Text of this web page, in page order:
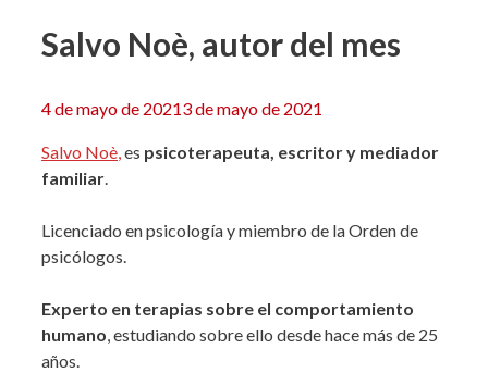
Salvo Noè, autor del mes
4 de mayo de 20213 de mayo de 2021
Salvo Noè,es psicoterapeuta, escritor y mediador
familiar.
Licenciado en psicología y miembro de la Orden de
psicólogos.
Experto en terapias sobre el comportamiento
humano, estudiando sobre ello desde hace más de 25
años.